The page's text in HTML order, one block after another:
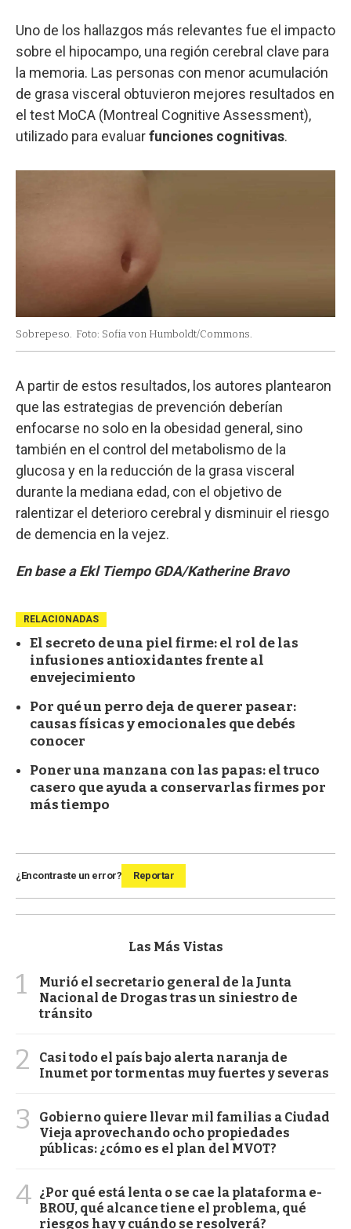
Uno de los hallazgos más relevantes fue el impacto
sobre el hipocampo, una región cerebral clave para
la memoria. Las personas con menor acumulación
de grasa visceral obtuvieron mejores resultados en
el test MoCA (Montreal Cognitive Assessment),
utilizado para evaluarfunciones cognitivas.
Sobrepeso. Foto: Sofia von Humboldt/Commons.
A partir de estos resultados, los autores plantearon
que las estrategias de prevención deberían
enfocarse no solo en la obesidad general, sino
también en el control del metabolismo de la
glucosa y en la reducción de la grasa visceral
durante la mediana edad, con el objetivo de
ralentizar el deterioro cerebral y disminuir el riesgo
de demencia en la vejez.
En base a Ekl Tiempo GDA/Katherine Bravo
RELACIONADAS
El secreto de una piel firme: el rol de las
infusiones antioxidantes frente al
envejecimiento
Por qué un perro deja de querer pasear:
causas físicas y emocionales que debés
conocer
Poner una manzana con las papas: el truco
casero que ayuda a conservarlas firmes por
más tiempo
¿Encontraste un error? Reportar
Las Más Vistas
1
Murió el secretario general de la Junta
Nacional de Drogas tras un siniestro de
tránsito
2
Casi todo el país bajo alerta naranja de
Inumet por tormentas muy fuertes y severas
3
Gobierno quiere llevar mil familias a Ciudad
Vieja aprovechando ocho propiedades
públicas: ¿cómo es el plan del MVOT?
4 ¿Por qué está lenta o se cae la plataforma e-
BROU, qué alcance tiene el problema, qué
riesgos hay y cuándo se resolverá?